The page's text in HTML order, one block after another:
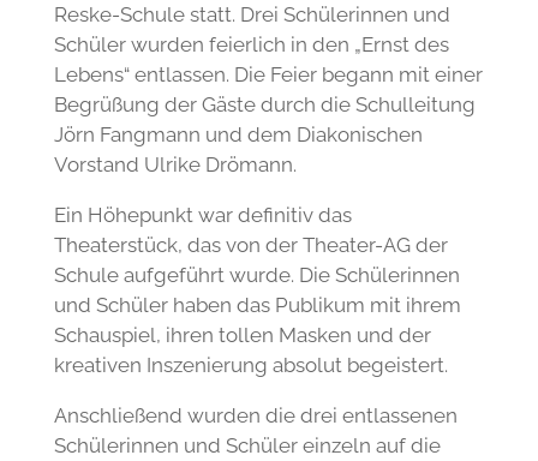
Reske-Schule statt. Drei Schülerinnen und
Schüler wurden feierlich in den „Ernst des
Lebens“ entlassen. Die Feier begann mit einer
Begrüßung der Gäste durch die Schulleitung
Jörn Fangmann und dem Diakonischen
Vorstand Ulrike Drömann.
Ein Höhepunkt war definitiv das
Theaterstück, das von der Theater-AG der
Schule aufgeführt wurde. Die Schülerinnen
und Schüler haben das Publikum mit ihrem
Schauspiel, ihren tollen Masken und der
kreativen Inszenierung absolut begeistert.
Anschließend wurden die drei entlassenen
Schülerinnen und Schüler einzeln auf die